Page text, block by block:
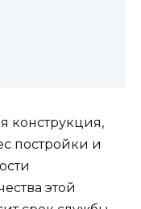
конструкция,
постройки и
этой